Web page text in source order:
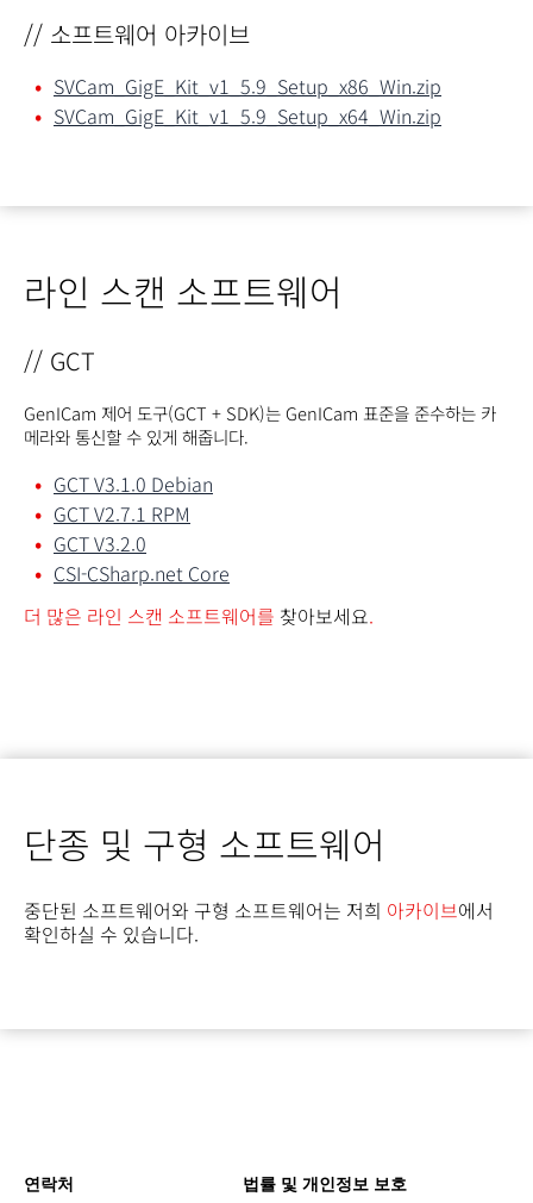
// 소프트웨어 아카이브
SVCam_GigE_Kit_v1_5.9_Setup_x86_Win.zip
SVCam_GigE_Kit_v1_5.9_Setup_x64_Win.zip
라인 스캔 소프트웨어
// GCT
GenICam 제어 도구(GCT + SDK)는 GenICam 표준을 준수하는 카
메라와 통신할 수 있게 해줍니다.
GCT V3.1.0 Debian
GCT V2.7.1 RPM
GCT V3.2.0
CSI-CSharp.net Core
더 많은 라인 스캔 소프트웨어를 찾아보세요.
단종 및 구형 소프트웨어
중단된 소프트웨어와 구형 소프트웨어는 저희 아카이브에서
확인하실 수 있습니다.
연락처 법률 및 개인정보 보호